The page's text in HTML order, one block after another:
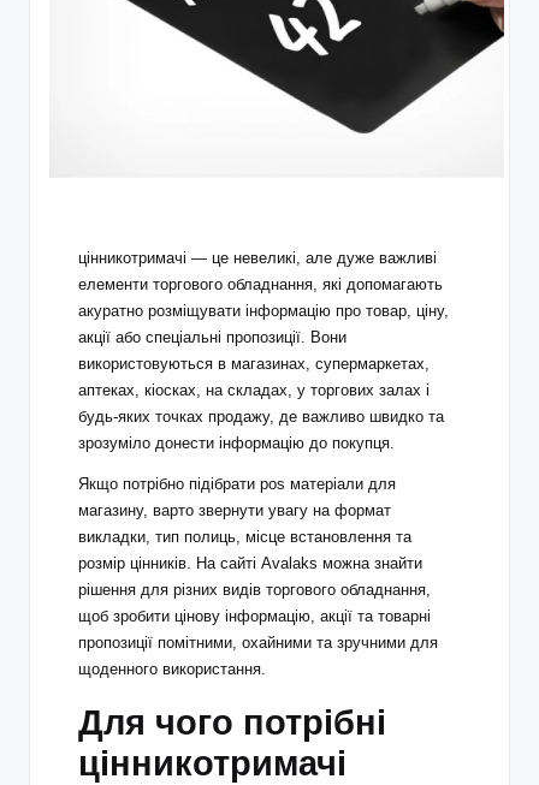
цінникотримачі — це невеликі, але дуже важливі
елементи торгового обладнання, які допомагають
акуратно розміщувати інформацію про товар, ціну,
акції або спеціальні пропозиції. Вони
використовуються в магазинах, супермаркетах,
аптеках, кіосках, на складах, у торгових залах і
будь-яких точках продажу, де важливо швидко та
зрозуміло донести інформацію до покупця.
Якщо потрібно підібрати pos матеріали для
магазину, варто звернути увагу на формат
викладки, тип полиць, місце встановлення та
розмір цінників. На сайті Avalaks можна знайти
рішення для різних видів торгового обладнання,
щоб зробити цінову інформацію, акції та товарні
пропозиції помітними, охайними та зручними для
щоденного використання.
Для чого потрібні
цінникотримачі